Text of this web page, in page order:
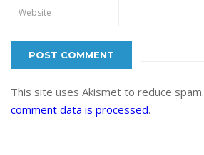
This site uses Akismet to reduce spam.
comment data is processed.